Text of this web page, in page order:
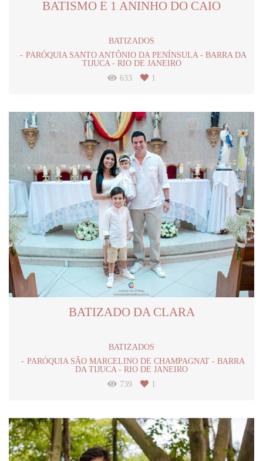
BATISMO E 1 ANINHO DO CAIO
BATIZADOS
PARÓQUIA SANTO ANTÔNIO DA PENÍNSULA - BARRA DA
TIJUCA - RIO DE JANEIRO
633
1
BATIZADO DA CLARA
BATIZADOS
PARÓQUIA SÃO MARCELINO DE CHAMPAGNAT - BARRA
DA TIJUCA - RIO DE JANEIRO
739
1